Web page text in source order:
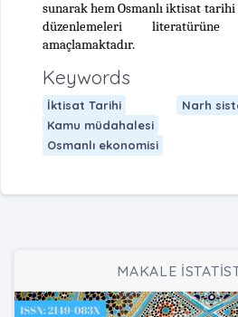
sunarak hem Osmanlı iktisat
düzenlemeleri
amaçlamaktadır.
Keywords
İktisat Tarihi Narh
Kamu müdahalesi
Osmanlı ekonomisi
MAKALE